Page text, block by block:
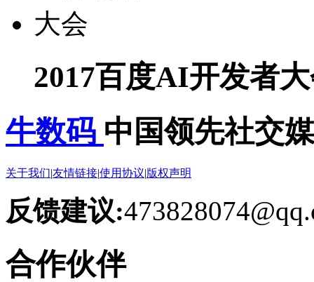
2017百度AI开发者
牛数码 中国领先社交
关于我们|友情链接|使用协议|版权声明
反馈建议:
合作伙伴